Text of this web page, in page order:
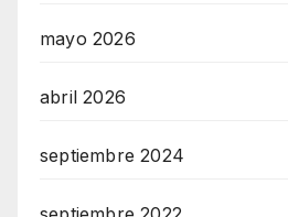
mayo 2026
abril 2026
septiembre 2024